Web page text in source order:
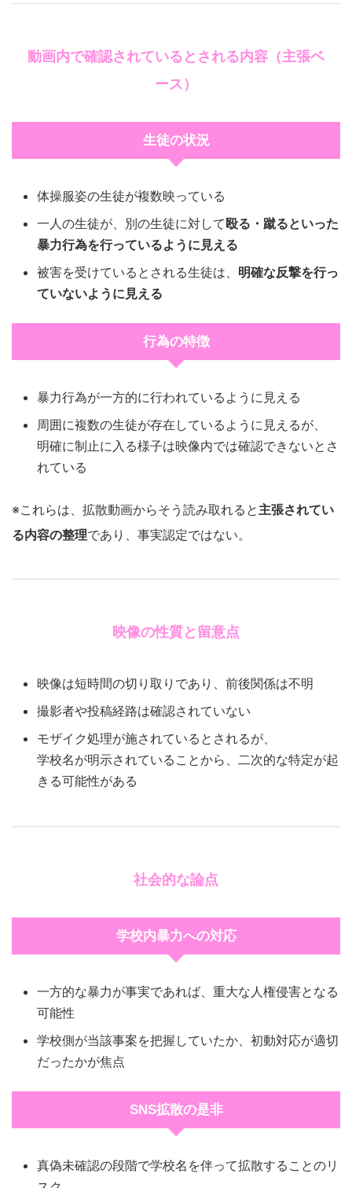
動画内で確認されているとされる内容（主張ベ
ース）
生徒の状況
体操服姿の生徒が複数映っている
一人の生徒が、別の生徒に対して殴る・蹴るといった
暴力行為を行っているように見える
被害を受けているとされる生徒は、 明確な反撃を行っ
ていないように見える
行為の特徴
暴力行為が一方的に行われているように見える
周囲に複数の生徒が存在しているように見えるが、
明確に制止に入る様子は映像内では確認できないとさ
れている
※これらは、拡散動画からそう読み取れると主張されてい
る内容の整理であり、事実認定ではない。
映像の性質と留意点
映像は短時間の切り取りであり、前後関係は不明
撮影者や投稿経路は確認されていない
モザイク処理が施されているとされるが、
学校名が明示されていることから、二次的な特定が起
きる可能性がある
社会的な論点
学校内暴力への対応
一方的な暴力が事実であれば、重大な人権侵害となる
可能性
学校側が当該事案を把握していたか、初動対応が適切
だったかが焦点
SNS拡散の是非
真偽未確認の段階で学校名を伴って拡散することのリ